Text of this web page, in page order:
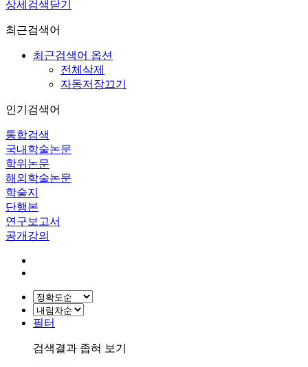
상세검색닫기
최근검색어
최근검색어 옵션
전체삭제
자동저장끄기
인기검색어
통합검색
국내학술논문
학위논문
해외학술논문
학술지
단행본
연구보고서
공개강의
필터
검색결과 좁혀 보기